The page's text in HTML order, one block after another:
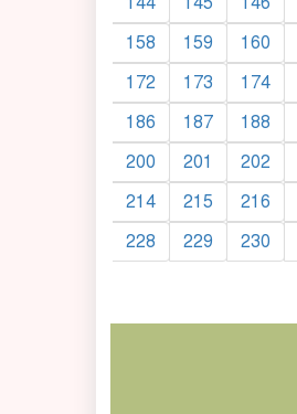
158
159 160
172
173 174
186
187 188
200
201 202
214
215 216
228
229 230